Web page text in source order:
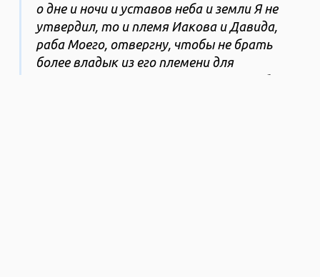
о дне и ночи и уставов неба и земли Я не
утвердил, то и племя Иакова и Давида,
раба Моего, отвергну, чтобы не брать
более владык из его племени для